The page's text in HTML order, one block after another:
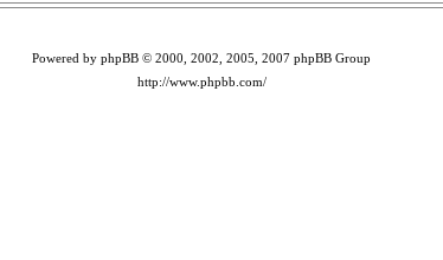
Powered by phpBB © 2000, 2002, 2005, 2007 phpBB Group
http://www.phpbb.com/